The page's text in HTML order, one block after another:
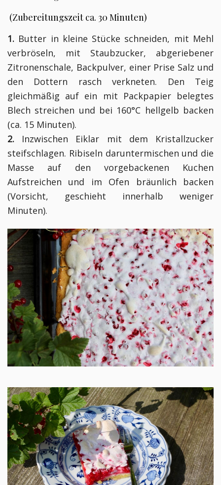
(Zubereitungszeit ca. 30 Minuten)
1. Butter in kleine Stücke schneiden, mit Mehl
verbröseln, mit Staubzucker, abgeriebener
Zitronenschale, Backpulver, einer Prise Salz und
den Dottern rasch verkneten. Den Teig
gleichmäßig auf ein mit Packpapier belegtes
Blech streichen und bei 160°C hellgelb backen
(ca. 15 Minuten).
2. Inzwischen Eiklar mit dem Kristallzucker
steifschlagen. Ribiseln daruntermischen und die
Masse auf den vorgebackenen Kuchen
Aufstreichen und im Ofen bräunlich backen
(Vorsicht, geschieht innerhalb weniger
Minuten).